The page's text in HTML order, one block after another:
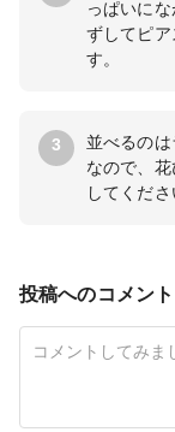
っぱいに
ずしてピ
す。
3
並べるの
なので、
してくださ
投稿へのコメント